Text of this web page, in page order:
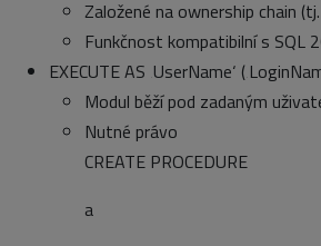
Založené na ownership chain
Funkčnost kompatibilní s SQL
EXECUTE AS ‚UserName‘
Modul běží pod zadaným
Nutné právo
CREATE PROCEDURE
a